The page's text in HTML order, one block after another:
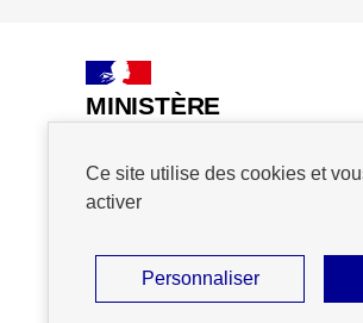
Ce site utilise des cookies et
activer
Personnaliser
de
MINISTÈRE
DE L'ACTION
PUBLICS